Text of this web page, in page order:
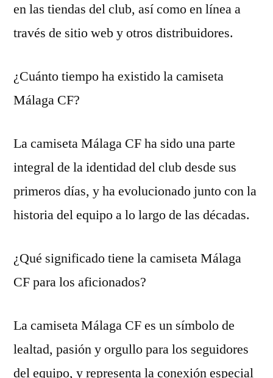
en las tiendas del club, así como en línea a
través de sitio web y otros distribuidores.
¿Cuánto tiempo ha existido la camiseta
Málaga CF?
La camiseta Málaga CF ha sido una parte
integral de la identidad del club desde sus
primeros días, y ha evolucionado junto con la
historia del equipo a lo largo de las décadas.
¿Qué significado tiene la camiseta Málaga
CF para los aficionados?
La camiseta Málaga CF es un símbolo de
lealtad, pasión y orgullo para los seguidores
del equipo, y representa la conexión especial